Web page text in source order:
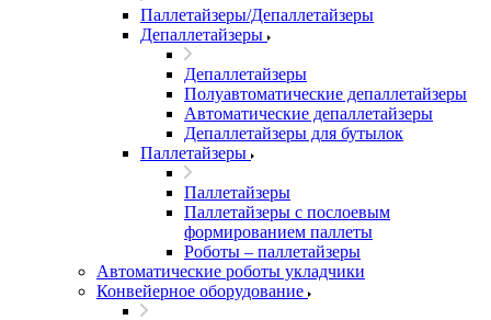
Паллетайзеры/Депаллетайзеры
Депаллетайзеры
Депаллетайзеры
Полуавтоматические депаллетайзеры
Автоматические депаллетайзеры
Депаллетайзеры для бутылок
Паллетайзеры
Паллетайзеры
Паллетайзеры с послоевым
формированием паллеты
Роботы – паллетайзеры
Автоматические роботы укладчики
Конвейерное оборудование